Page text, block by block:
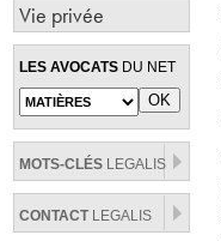
Vie privée
LES AVOCATS DU NET
MOTS-CLÉS LEGALIS
CONTACTLEGALIS